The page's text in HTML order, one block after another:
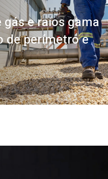
e raios gama
de perímetro e